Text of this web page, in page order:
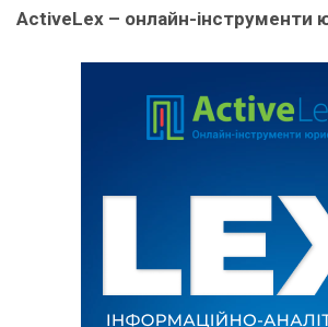
ActiveLex – онлайн-інструменти